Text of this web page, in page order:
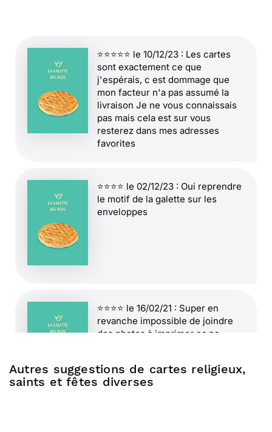
⭐⭐⭐⭐⭐ le 10/12/23 : Les cartes
sont exactement ce que
j'espérais, c est dommage que
mon facteur n'a pas assumé la
livraison Je ne vous connaissais
pas mais cela est sur vous
resterez dans mes adresses
favorites
⭐⭐⭐⭐ le 02/12/23 : Oui reprendre
le motif de la galette sur les
enveloppes
⭐⭐⭐⭐ le 16/02/21 : Super en
revanche impossible de joindre
des photos à imprimer ca ne
Autres suggestions de cartes religieux,
saints et fêtes diverses